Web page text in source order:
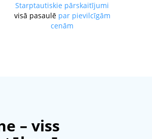
Starptautiskie pārskaitījumi
visā pasaulē par pievilcīgām
cenām
– viss